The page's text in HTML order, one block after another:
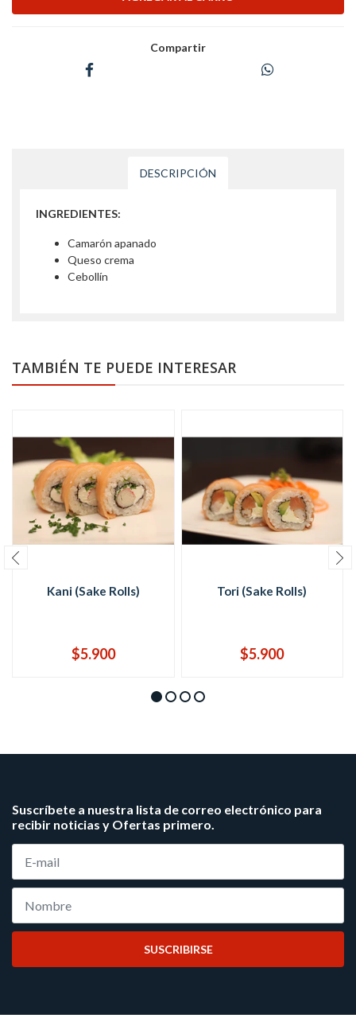
Compartir
DESCRIPCIÓN
INGREDIENTES:
Camarón apanado
Queso crema
Cebollín
TAMBIÉN TE PUEDE INTERESAR
Kani (Sake Rolls)
$5.900
Tori (Sake Rolls)
$5.900
Suscríbete a nuestra lista de correo electrónico para
recibir noticias y Ofertas primero.
SUSCRIBIRSE